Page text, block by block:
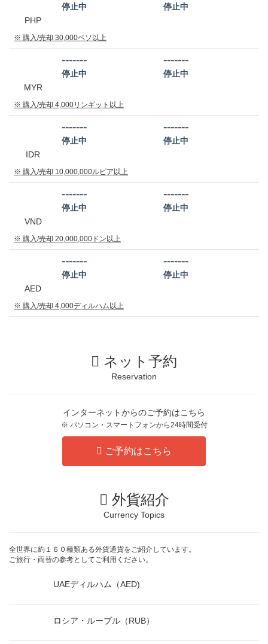
PHP
停止中 停止中
※ 購入/売却 30,000ペソ以上
MYR
-------
停止中
-------
停止中
※ 購入/売却 4,000リンギット以上
IDR
-------
停止中
-------
停止中
※ 購入/売却 10,000,000ルピア以上
VND
-------
停止中
-------
停止中
※ 購入/売却 20,000,000ドン以上
AED
-------
停止中
-------
停止中
※ 購入/売却 4,000ディルハム以上
ネット予約
Reservation
インターネットからのご予約はこちら
※ パソコン・スマートフォンから24時間受付
ご予約はこちら
外貨紹介
Currency Topics
全世界に約１６０種類ある外貨通貨をご紹介しています。
ご旅行・両替の参考としてご利用ください。
UAEディルハム（AED)
ロシア・ルーブル（RUB）